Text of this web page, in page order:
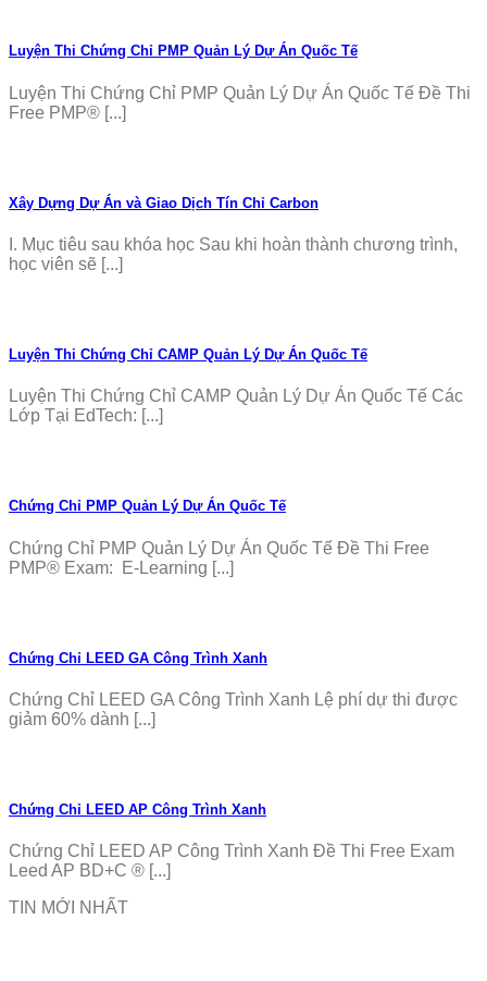
Luyện Thi Chứng Chỉ PMP Quản Lý Dự Án Quốc Tế
Luyện Thi Chứng Chỉ PMP Quản Lý Dự Án Quốc Tế Đề Thi
Free PMP® [...]
Xây Dựng Dự Án và Giao Dịch Tín Chỉ Carbon
I. Mục tiêu sau khóa học Sau khi hoàn thành chương trình,
học viên sẽ [...]
Luyện Thi Chứng Chỉ CAMP Quản Lý Dự Án Quốc Tế
Luyện Thi Chứng Chỉ CAMP Quản Lý Dự Án Quốc Tế Các
Lớp Tại EdTech: [...]
Chứng Chỉ PMP Quản Lý Dự Án Quốc Tế
Chứng Chỉ PMP Quản Lý Dự Án Quốc Tế Đề Thi Free
PMP® Exam: E-Learning [...]
Chứng Chỉ LEED GA Công Trình Xanh
Chứng Chỉ LEED GA Công Trình Xanh Lệ phí dự thi được
giảm 60% dành [...]
Chứng Chỉ LEED AP Công Trình Xanh
Chứng Chỉ LEED AP Công Trình Xanh Đề Thi Free Exam
Leed AP BD+C ® [...]
TIN MỚI NHẤT